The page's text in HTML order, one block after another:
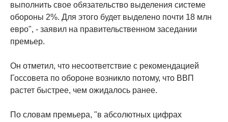
выполнить свое обязательство выделения системе
обороны 2%. Для этого будет выделено почти 18 млн
евро", - заявил на правительственном заседании
премьер.
Он отметил, что несоответствие с рекомендацией
Госсовета по обороне возникло потому, что ВВП
растет быстрее, чем ожидалось ранее.
По словам премьера, "в абсолютных цифрах